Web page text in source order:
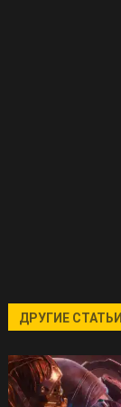
ДРУГИЕ СТАТЬИ